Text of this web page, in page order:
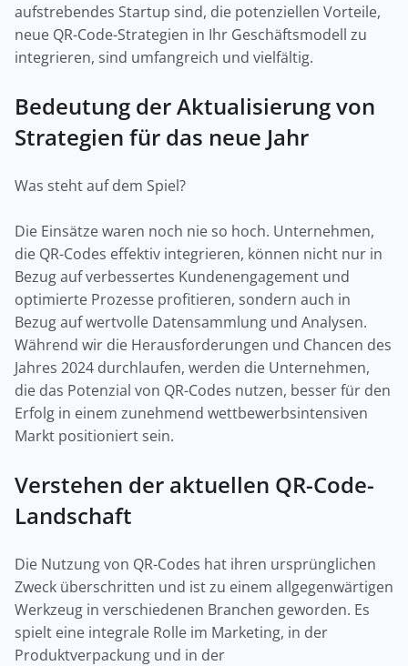
aufstrebendes Startup sind, die potenziellen Vorteile,
neue QR-Code-Strategien in Ihr Geschäftsmodell zu
integrieren, sind umfangreich und vielfältig.
Bedeutung der Aktualisierung von
Strategien für das neue Jahr
Was steht auf dem Spiel?
Die Einsätze waren noch nie so hoch. Unternehmen,
die QR-Codes effektiv integrieren, können nicht nur in
Bezug auf verbessertes Kundenengagement und
optimierte Prozesse profitieren, sondern auch in
Bezug auf wertvolle Datensammlung und Analysen.
Während wir die Herausforderungen und Chancen des
Jahres 2024 durchlaufen, werden die Unternehmen,
die das Potenzial von QR-Codes nutzen, besser für den
Erfolg in einem zunehmend wettbewerbsintensiven
Markt positioniert sein.
Verstehen der aktuellen QR-Code-
Landschaft
Die Nutzung von QR-Codes hat ihren ursprünglichen
Zweck überschritten und ist zu einem allgegenwärtigen
Werkzeug in verschiedenen Branchen geworden. Es
spielt eine integrale Rolle im Marketing, in der
Produktverpackung und in der